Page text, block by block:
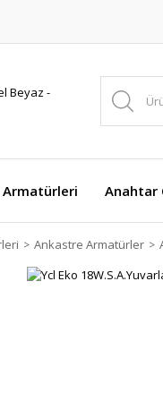
Armatürleri Anahtar
Ankastre Armatürler